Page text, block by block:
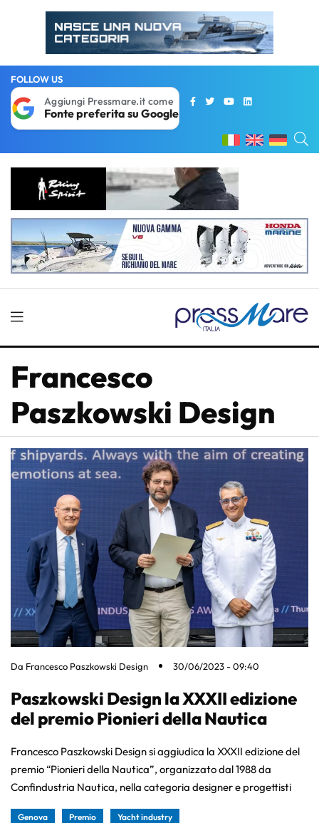
FOLLOW US
Aggiungi Pressmare.it come
Fonte preferita su Google
Francesco
Paszkowski Design
Da Francesco Paszkowski Design 30/06/2023 - 09:40
Paszkowski Design la XXXII edizione
del premio Pionieri della Nautica
Francesco Paszkowski Design si aggiudica la XXXII edizione del
premio “Pionieri della Nautica”, organizzato dal 1988 da
Confindustria Nautica, nella categoria designer e progettisti
Genova Premio Yacht industry